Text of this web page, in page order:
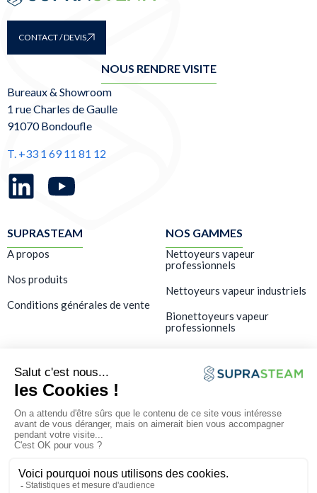
CONTACT / DEVIS
NOUS RENDRE VISITE
Bureaux & Showroom
1 rue Charles de Gaulle
91070 Bondoufle
T. +33 1 69 11 81 12
SUPRASTEAM
A propos
Nos produits
Conditions générales de vente
NOS GAMMES
Nettoyeurs vapeur
professionnels
Nettoyeurs vapeur industriels
Bionettoyeurs vapeur
professionnels
Showroom – Démo gratuite
Formation
SAV & maintenance